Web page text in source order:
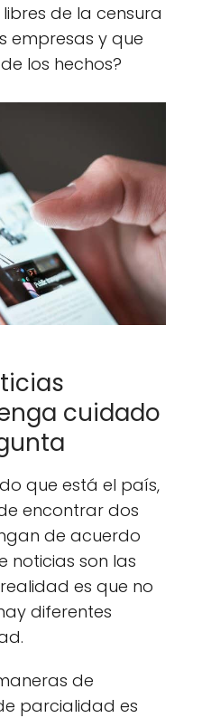
de la censura
empresas y que
los hechos?
cuidado
que está el país,
encontrar dos
de acuerdo
noticias son las
es que no
diferentes
de
parcialidad es